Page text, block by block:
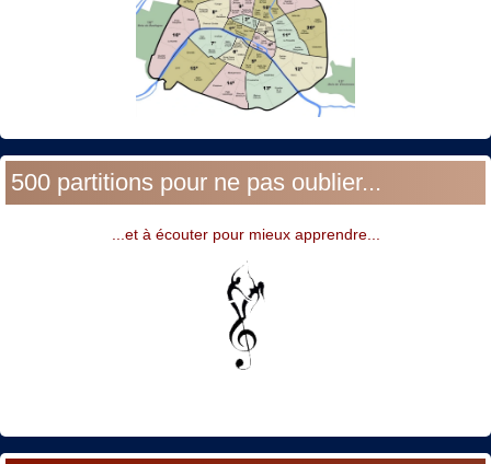
500 partitions pour ne pas oublier...
...et à écouter pour mieux apprendre...